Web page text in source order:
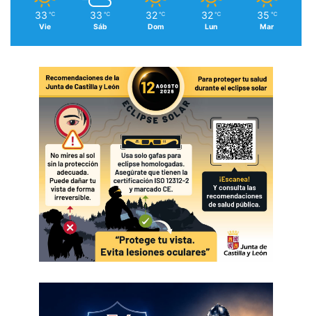
33 ℃
Vie
33 ℃
Sáb
32 ℃
Dom
32 ℃
Lun
35 ℃
Mar